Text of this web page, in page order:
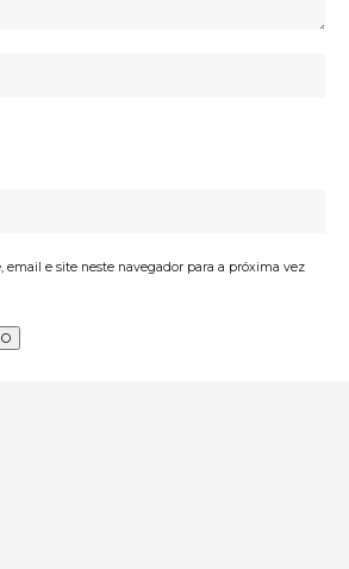
email e site neste navegador para a próxima vez